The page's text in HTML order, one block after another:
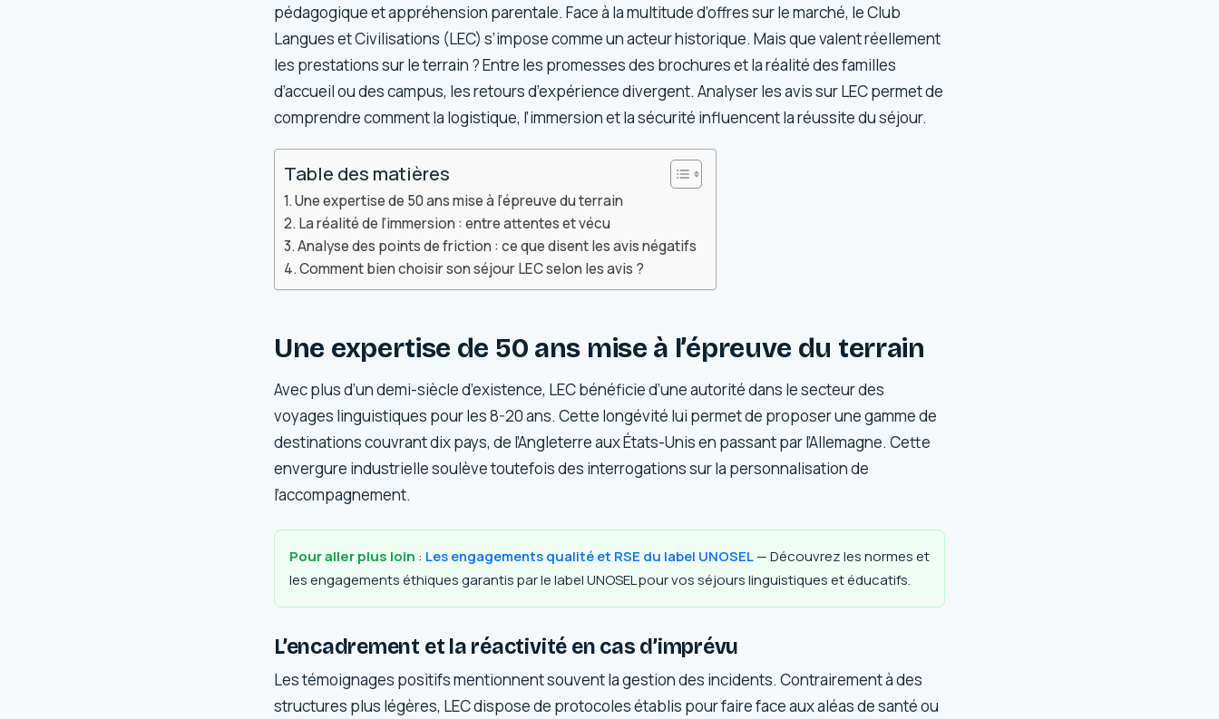
pédagogique et appréhension parentale. Face à la multitude d’offres sur le marché, le Club
Langues et Civilisations (LEC) s’impose comme un acteur historique. Mais que valent réellement
les prestations sur le terrain ? Entre les promesses des brochures et la réalité des familles
d’accueil ou des campus, les retours d’expérience divergent. Analyser les avis sur LEC permet de
comprendre comment la logistique, l’immersion et la sécurité influencent la réussite du séjour.
Table des matières
Une expertise de 50 ans mise à l’épreuve du terrain
La réalité de l’immersion : entre attentes et vécu
Analyse des points de friction : ce que disent les avis négatifs
Comment bien choisir son séjour LEC selon les avis ?
Une expertise de 50 ans mise à l’épreuve du terrain
Avec plus d’un demi-siècle d’existence, LEC bénéficie d’une autorité dans le secteur des
voyages linguistiques pour les 8-20 ans. Cette longévité lui permet de proposer une gamme de
destinations couvrant dix pays, de l’Angleterre aux États-Unis en passant par l’Allemagne. Cette
envergure industrielle soulève toutefois des interrogations sur la personnalisation de
l’accompagnement.
Pour aller plus loin : Les engagements qualité et RSE du label UNOSEL— Découvrez les normes et
les engagements éthiques garantis par le label UNOSEL pour vos séjours linguistiques et éducatifs.
L’encadrement et la réactivité en cas d’imprévu
Les témoignages positifs mentionnent souvent la gestion des incidents. Contrairement à des
structures plus légères, LEC dispose de protocoles établis pour faire face aux aléas de santé ou